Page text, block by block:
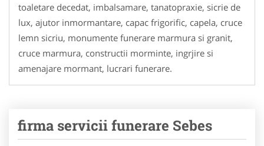
toaletare decedat, imbalsamare, tanatopraxie, sicrie de
lux, ajutor inmormantare, capac frigorific, capela, cruce
lemn sicriu, monumente funerare marmura si granit,
cruce marmura, constructii morminte, ingrjire si
amenajare mormant, lucrari funerare.
firma servicii funerare Sebes